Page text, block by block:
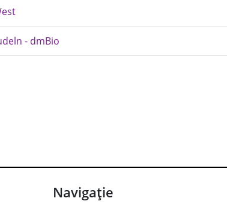
- dmBio
Navigație